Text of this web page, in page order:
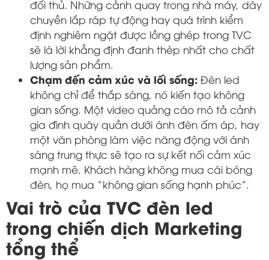
đối thủ. Những cảnh quay trong nhà máy, dây
chuyền lắp ráp tự động hay quá trình kiểm
định nghiêm ngặt được lồng ghép trong TVC
sẽ là lời khẳng định đanh thép nhất cho chất
lượng sản phẩm.
Chạm đến cảm xúc và lối sống: Đèn led
không chỉ để thắp sáng, nó kiến tạo không
gian sống. Một video quảng cáo mô tả cảnh
gia đình quây quần dưới ánh đèn ấm áp, hay
một văn phòng làm việc năng động với ánh
sáng trung thực sẽ tạo ra sự kết nối cảm xúc
mạnh mẽ. Khách hàng không mua cái bóng
đèn, họ mua “không gian sống hạnh phúc”.
Vai trò của TVC đèn led
trong chiến dịch Marketing
tổng thể